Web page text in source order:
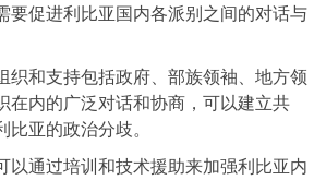
要促进利比亚国内各派别之间的对话与
织和支持包括政府、部族领袖、地方领
在内的广泛对话和协商，可以建立共
亚的政治分歧。
以通过培训和技术援助来加强利比亚内